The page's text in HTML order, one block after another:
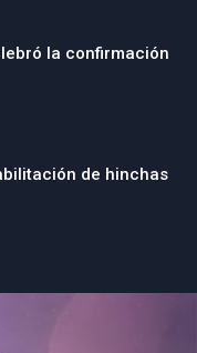
la confirmación
de hinchas